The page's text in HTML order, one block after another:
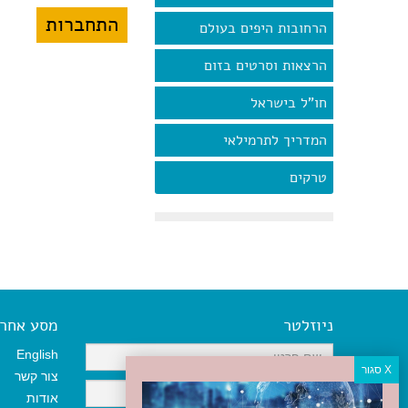
הרחובות היפים בעולם
הרצאות וסרטים בזום
חו"ל בישראל
המדריך לתרמילאי
טרקים
ניוזלטר מסע אחר
English
צור קשר
אודות